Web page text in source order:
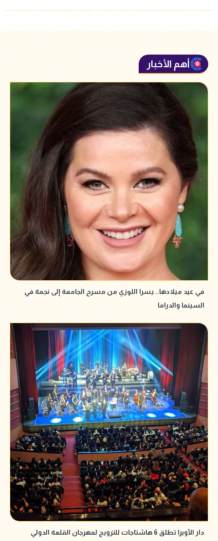
أهم الأخبار
في عيد ميلادها.. يسرا اللوزي من مسرح الجامعة إلى نجمة في
السينما والدراما
دار الأوبرا تطلق 6 هاشتاجات للترويج لمهرجان القلعة الدولي